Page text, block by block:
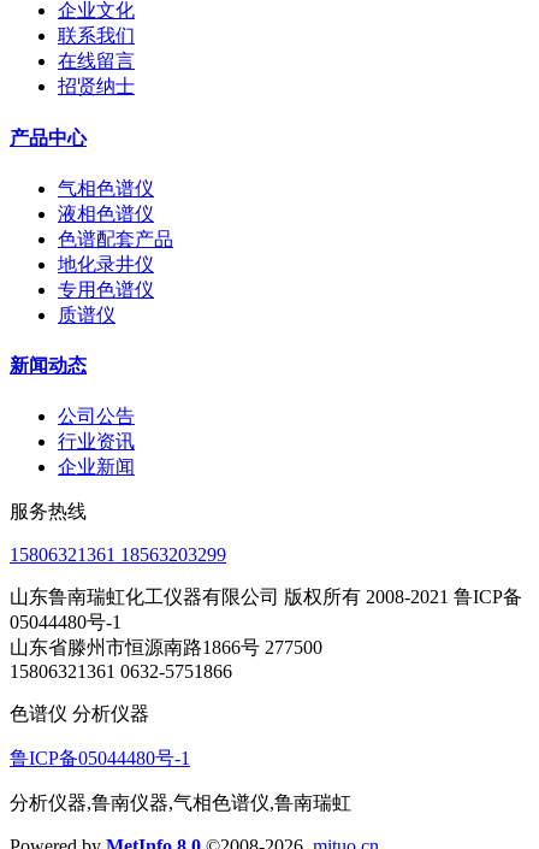
企业文化
联系我们
在线留言
招贤纳士
产品中心
气相色谱仪
液相色谱仪
色谱配套产品
地化录井仪
专用色谱仪
质谱仪
新闻动态
公司公告
行业资讯
企业新闻
服务热线
15806321361 18563203299
山东鲁南瑞虹化工仪器有限公司 版权所有 2008-2021 鲁ICP备
05044480号-1
山东省滕州市恒源南路1866号 277500
15806321361 0632-5751866
色谱仪 分析仪器
鲁ICP备05044480号-1
分析仪器,鲁南仪器,气相色谱仪,鲁南瑞虹